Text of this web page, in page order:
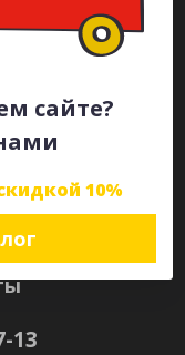
сайте?
10%
13